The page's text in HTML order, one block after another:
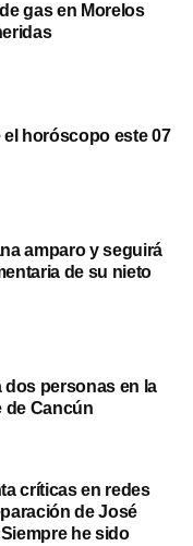
gas en Morelos
el horóscopo este 07
amparo y seguirá
de su nieto
dos personas en la
de Cancún
críticas en redes
de José
he sido